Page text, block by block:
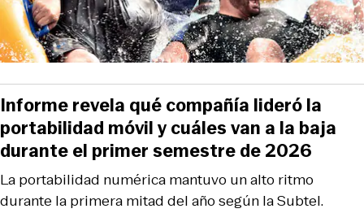
La portabilidad numérica mantuvo un alto ritmo
durante la primera mitad del año según la Subtel.
Informe revela qué compañía lideró la
portabilidad móvil y cuáles van a la baja
durante el primer semestre de 2026